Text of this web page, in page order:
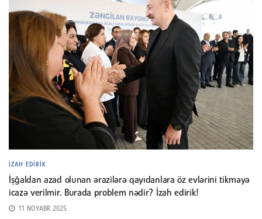
İZAH EDIRIK
İşğaldan azad olunan ərazilərə qayıdanlara öz evlərini tikməyə
icazə verilmir. Burada problem nədir? İzah edirik!
11 NOYABR 2025